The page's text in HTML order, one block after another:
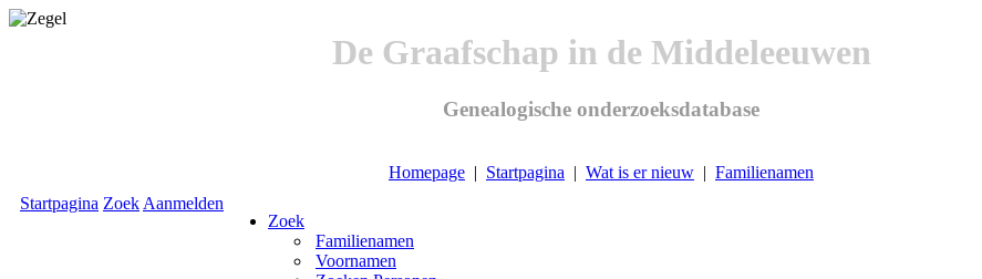
De Graafschap in de Middeleeuwen
Genealogische onderzoeksdatabase
Homepage | Startpagina | Wat is er nieuw | Familienamen
Startpagina Zoek Aanmelden
Zoek
Familienamen
Voornamen